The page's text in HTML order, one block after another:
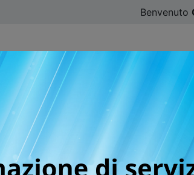
Benvenuto
SFOGLIA ONLINE DIGISTAR
Manga /